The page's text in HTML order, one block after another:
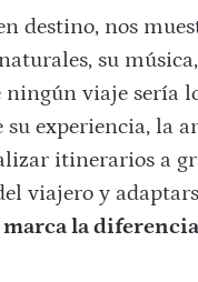
destino, nos
su
ningún viaje sería
su experiencia, la
itinerarios a
viajero y
marca la